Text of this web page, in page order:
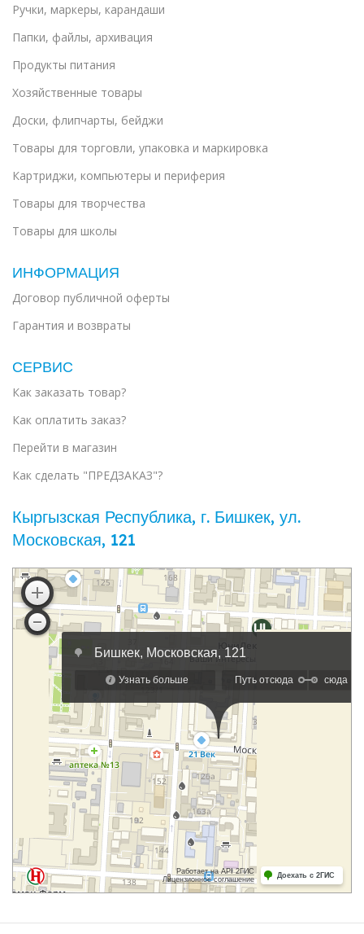
Ручки, маркеры, карандаши
Папки, файлы, архивация
Продукты питания
Хозяйственные товары
Доски, флипчарты, бейджи
Товары для торговли, упаковка и маркировка
Картриджи, компьютеры и периферия
Товары для творчества
Товары для школы
ИНФОРМАЦИЯ
Договор публичной оферты
Гарантия и возвраты
СЕРВИС
Как заказать товар?
Как оплатить заказ?
Перейти в магазин
Как сделать "ПРЕДЗАКАЗ"?
Кыргызская Республика, г. Бишкек, ул. ​
Московская, 121